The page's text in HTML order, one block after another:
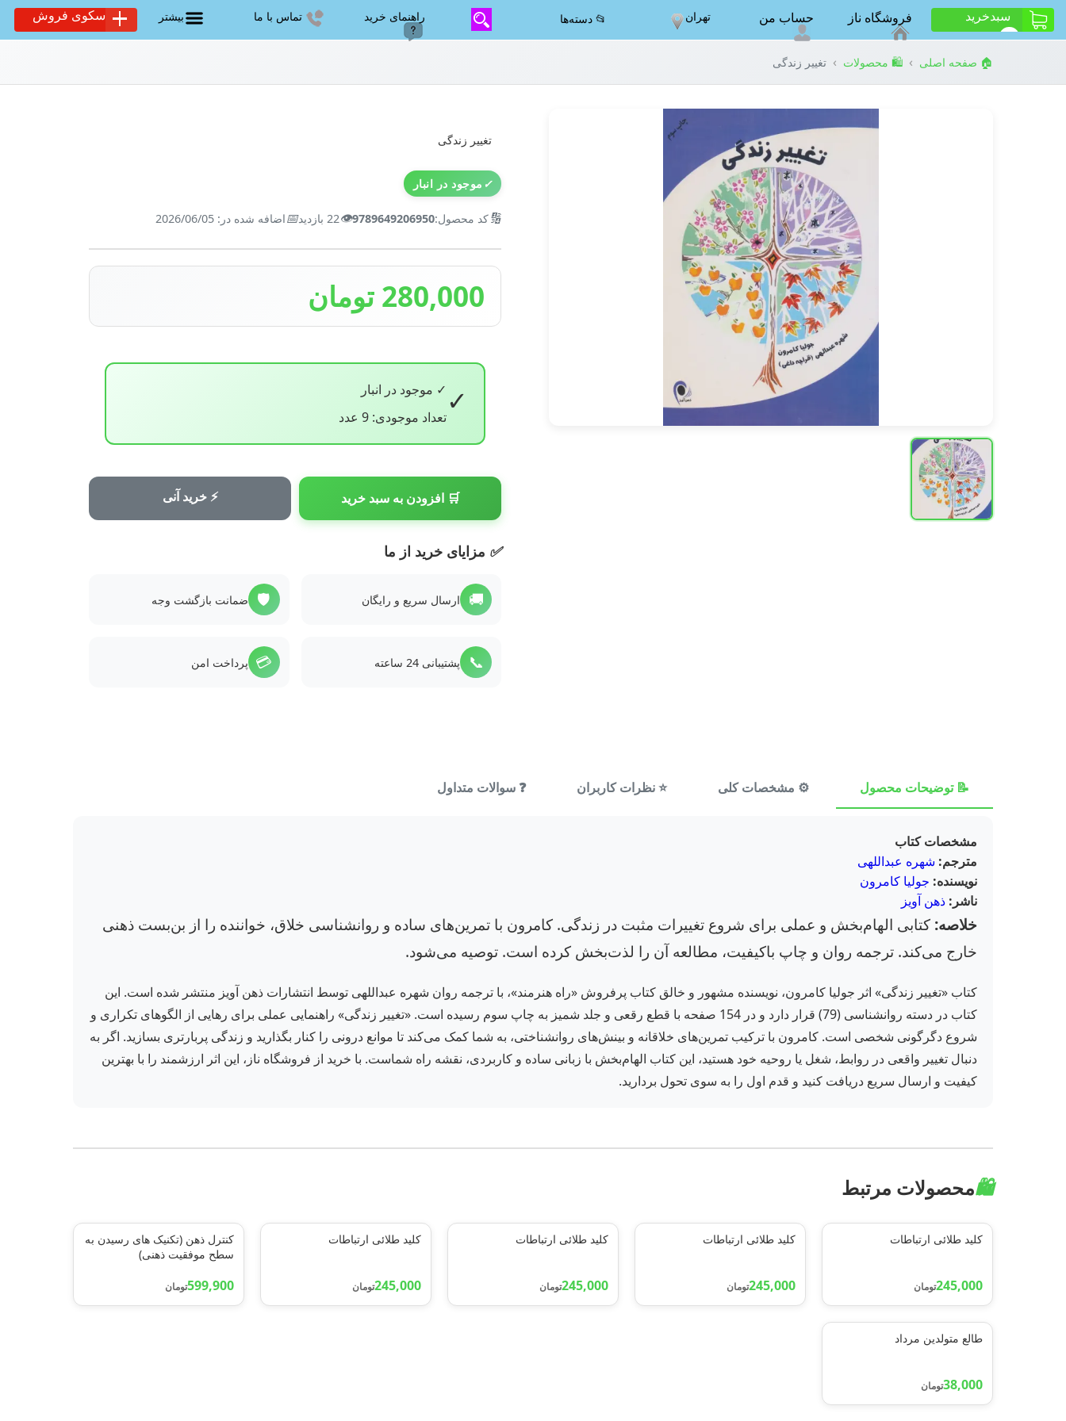
سبد‌خرید فروشگاه ناز حساب من تهران 📂 دسته‌ها راهنمای خرید تماس با ما بیشتر سکوی فروش
🏠 صفحه اصلی › 🛍️ محصولات › تغییر زندگی
تغییر زندگی
✓ موجود در انبار
🔢کد محصول:9789649206950
👁️22 بازدید 📅اضافه شده در: 2026/06/05
280,000 تومان
✓ ✓ موجود در انبار
تعداد موجودی: 9 عدد
🛒 افزودن به سبد خرید ⚡ خرید آنی
✅ مزایای خرید از ما
🚚 ارسال سریع و رایگان 🛡️ ضمانت بازگشت وجه
📞 پشتیبانی 24 ساعته 💳 پرداخت امن
📝 توضیحات محصول ⚙️ مشخصات کلی ⭐ نظرات کاربران ❓ سوالات متداول
مشخصات کتاب
مترجم: شهره عبداللهی
نویسنده: جولیا کامرون
ناشر: ذهن آویز
خلاصه: کتابی الهام‌بخش و عملی برای شروع تغییرات مثبت در زندگی. کامرون با تمرین‌های ساده و روانشناسی خلاق، خواننده را از بن‌بست ذهنی
خارج می‌کند. ترجمه روان و چاپ باکیفیت، مطالعه آن را لذت‌بخش کرده است. توصیه می‌شود.
کتاب «تغییر زندگی» اثر جولیا کامرون، نویسنده مشهور و خالق کتاب پرفروش «راه هنرمند»، با ترجمه روان شهره عبداللهی توسط انتشارات ذهن آویز منتشر شده است. این
کتاب در دسته روانشناسی (79) قرار دارد و در 154 صفحه با قطع رقعی و جلد شمیز به چاپ سوم رسیده است. «تغییر زندگی» راهنمایی عملی برای رهایی از الگوهای تکراری و
شروع دگرگونی شخصی است. کامرون با ترکیب تمرین‌های خلاقانه و بینش‌های روانشناختی، به شما کمک می‌کند تا موانع درونی را کنار بگذارید و زندگی پربارتری بسازید. اگر به
دنبال تغییر واقعی در روابط، شغل یا روحیه خود هستید، این کتاب الهام‌بخش با زبانی ساده و کاربردی، نقشه راه شماست. با خرید از فروشگاه ناز، این اثر ارزشمند را با بهترین
کیفیت و ارسال سریع دریافت کنید و قدم اول را به سوی تحول بردارید.
🛍️محصولات مرتبط
کلید طلائی ارتباطات
245,000تومان
کلید طلائی ارتباطات
245,000تومان
کلید طلائی ارتباطات
245,000تومان
کلید طلائی ارتباطات
245,000تومان
کنترل ذهن (تکنیک های رسیدن به
سطح موفقیت ذهنی)
599,900تومان
طالع متولدین مرداد
38,000تومان